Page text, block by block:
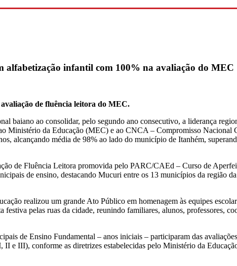
alfabetização infantil com 100% na avaliação do MEC
de fluência leitora do MEC.
baiano ao consolidar, pelo segundo ano consecutivo, a liderança
Ministério da Educação (MEC) e ao CNCA – Compromisso Nacional
alcançando média de 98% ao lado do município de Itanhém,
de Fluência Leitora promovida pelo PARC/CAEd – Curso de
de ensino, destacando Mucuri entre os 13 municípios da região
realizou um grande Ato Público em homenagem às equipes
pelas ruas da cidade, reunindo familiares, alunos, professores,
de Ensino Fundamental – anos iniciais – participaram das
e III), conforme as diretrizes estabelecidas pelo Ministério da